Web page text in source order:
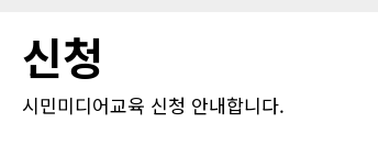
신청
시민미디어교육 신청 안내합니다.